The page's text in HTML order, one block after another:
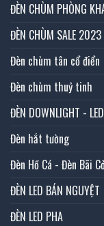
ĐÈN CHÙM PHÒNG
ĐÈN CHÙM SALE 2023
Đèn chùm tân cổ điển
Đèn chùm thuỷ tinh
ĐÈN DOWNLIGHT - LED
Đèn hắt tường
Đèn Hồ Cá - Đèn Bãi Cỏ
ĐÈN LED BÁN NGUYỆT
ĐÈN LED PHA